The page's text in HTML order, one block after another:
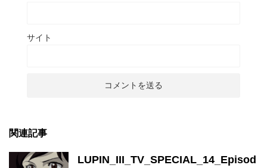
サイト
関連記事
LUPIN_III_TV_SPECIAL_14_Episod